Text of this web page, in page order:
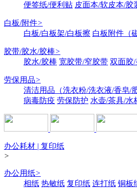
便签纸/便利贴 皮面本/软皮本/胶
白板/附件>
白板/白板架/白板擦 白板附件（
胶带/胶水/胶棒>
胶水/胶棒 宽胶带/窄胶带 双面胶
劳保用品>
清洁用品（洗衣粉/洗衣液/香皂/
病毒防疫 劳保防护 水壶/茶具/水
办公耗材 | 复印纸
>
办公用纸>
相纸 热敏纸 复印纸 连打纸 铜板